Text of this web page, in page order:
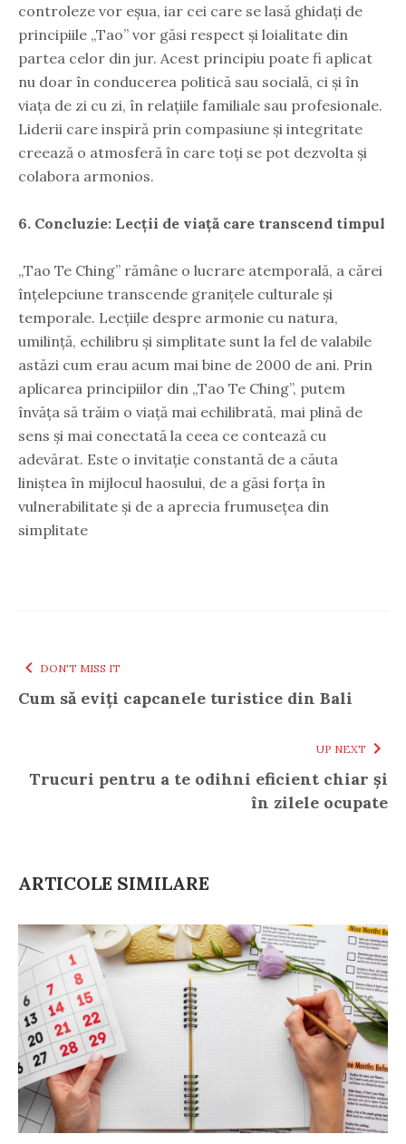
controleze vor eșua, iar cei care se lasă ghidați de
principiile „Tao” vor găsi respect și loialitate din
partea celor din jur. Acest principiu poate fi aplicat
nu doar în conducerea politică sau socială, ci și în
viața de zi cu zi, în relațiile familiale sau profesionale.
Liderii care inspiră prin compasiune și integritate
creează o atmosferă în care toți se pot dezvolta și
colabora armonios.
6. Concluzie: Lecții de viață care transcend timpul
„Tao Te Ching” rămâne o lucrare atemporală, a cărei
înțelepciune transcende granițele culturale și
temporale. Lecțiile despre armonie cu natura,
umilință, echilibru și simplitate sunt la fel de valabile
astăzi cum erau acum mai bine de 2000 de ani. Prin
aplicarea principiilor din „Tao Te Ching”, putem
învăța să trăim o viață mai echilibrată, mai plină de
sens și mai conectată la ceea ce contează cu
adevărat. Este o invitație constantă de a căuta
liniștea în mijlocul haosului, de a găsi forța în
vulnerabilitate și de a aprecia frumusețea din
simplitate
DON'T MISS IT
Cum să eviți capcanele turistice din Bali
UP NEXT
Trucuri pentru a te odihni eficient chiar și
în zilele ocupate
ARTICOLE SIMILARE